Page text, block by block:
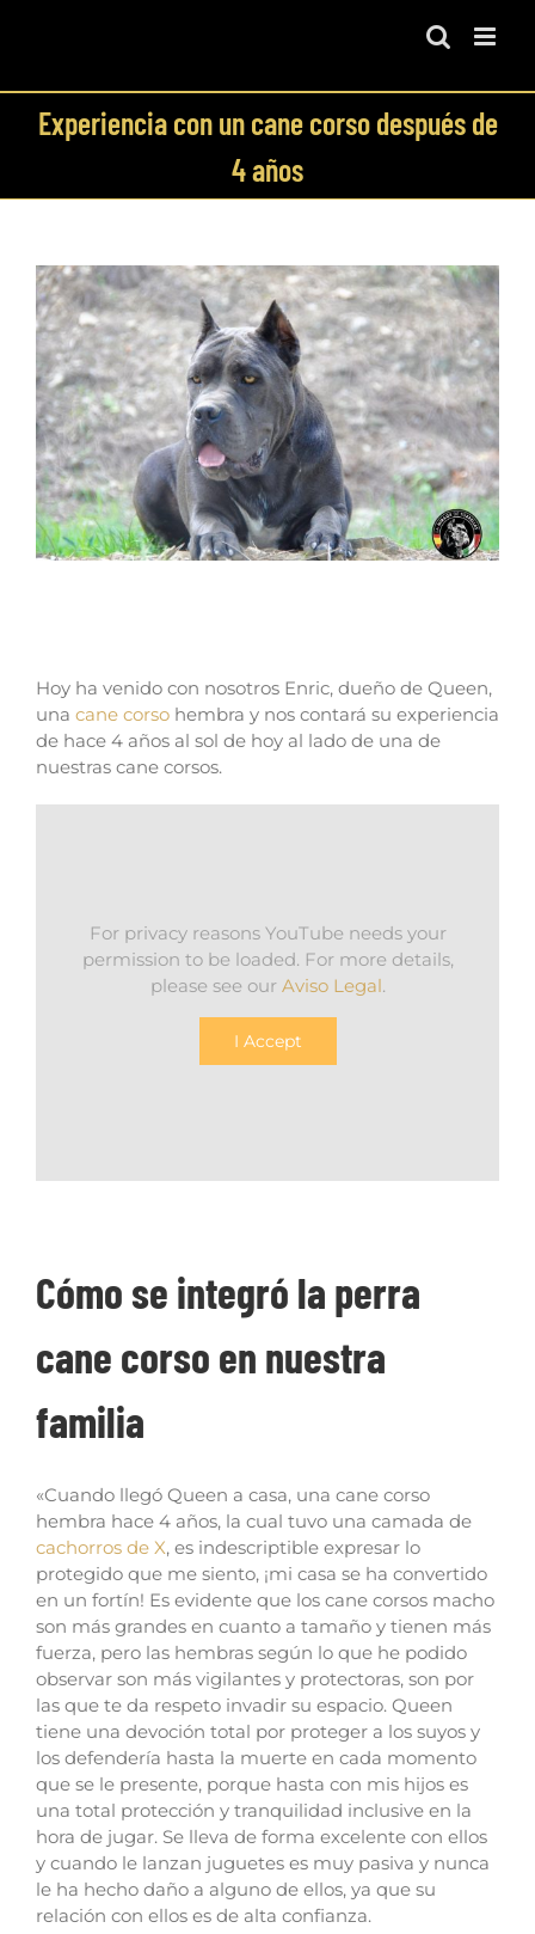
Experiencia con un cane corso después de
4 años
Hoy ha venido con nosotros Enric, dueño de Queen,
una cane corso hembra y nos contará su experiencia
de hace 4 años al sol de hoy al lado de una de
nuestras cane corsos.
For privacy reasons YouTube needs your
permission to be loaded. For more details,
please see our Aviso Legal.
I Accept
Cómo se integró la perra
cane corso en nuestra
familia
«Cuando llegó Queen a casa, una cane corso
hembra hace 4 años, la cual tuvo una camada de
cachorros de X, es indescriptible expresar lo
protegido que me siento, ¡mi casa se ha convertido
en un fortín! Es evidente que los cane corsos macho
son más grandes en cuanto a tamaño y tienen más
fuerza, pero las hembras según lo que he podido
observar son más vigilantes y protectoras, son por
las que te da respeto invadir su espacio. Queen
tiene una devoción total por proteger a los suyos y
los defendería hasta la muerte en cada momento
que se le presente, porque hasta con mis hijos es
una total protección y tranquilidad inclusive en la
hora de jugar. Se lleva de forma excelente con ellos
y cuando le lanzan juguetes es muy pasiva y nunca
le ha hecho daño a alguno de ellos, ya que su
relación con ellos es de alta confianza.